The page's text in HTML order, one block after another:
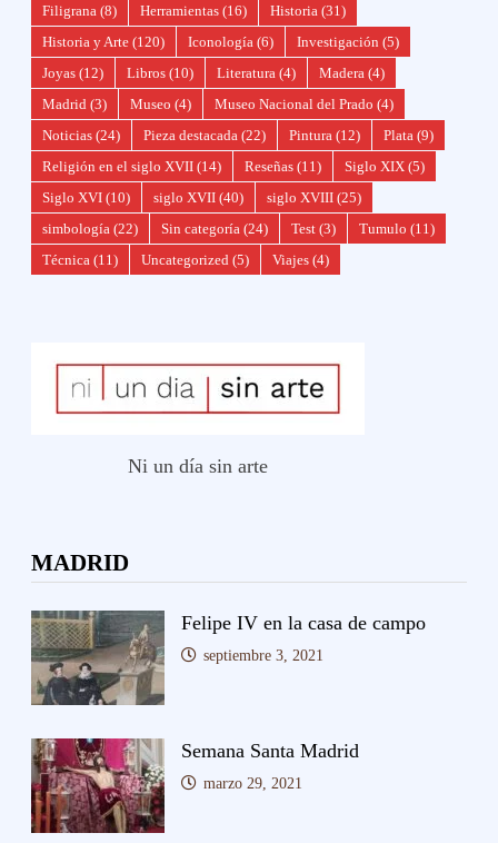
Filigrana (8) Herramientas (16) Historia (31)
Historia y Arte (120) Iconología (6) Investigación (5)
Joyas (12) Libros (10) Literatura (4) Madera (4)
Madrid (3) Museo (4) Museo Nacional del Prado (4)
Noticias (24) Pieza destacada (22) Pintura (12) Plata (9)
Religión en el siglo XVII (14) Reseñas (11) Siglo XIX (5)
Siglo XVI (10) siglo XVII (40) siglo XVIII (25)
simbología (22) Sin categoría (24) Test (3) Tumulo (11)
Técnica (11) Uncategorized (5) Viajes (4)
Ni un día sin arte
MADRID
Felipe IV en la casa de campo
septiembre 3, 2021
Semana Santa Madrid
marzo 29, 2021